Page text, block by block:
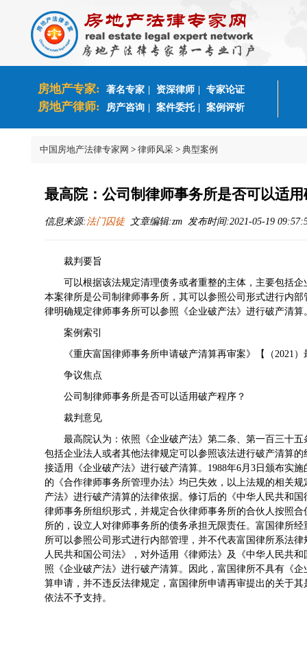
房地产专家: 著名专家 资深律师 专家论证
房地产律师: 房产咨询 案件委托 案例评析
中国房地产法律专家网 > 律师风采 > 典型案例
最高院：公司制律师事务所是否可以适
信息来源:法门囚徒文章编辑:zm 发布时间:2021-05-19
裁判要旨
可以根据该法规定清理债务或者重整的主体，主要包括
本案律所是公司制律师事务所，其可以参照公司形式进行内
律明确规定律师事务所可以参照《企业破产法》进行破产清
案例索引
《重庆富国律师事务所申请破产清算再审案》【（2021
争议焦点
公司制律师事务所是否可以适用破产程序？
裁判意见
最高院认为：依照《企业破产法》第二条、第一百三十
包括企业法人或者其他法律规定可以参照该法进行破产清算
接适用《企业破产法》进行破产清算。1988年6月3日颁布实
的《合作律师事务所管理办法》均已失效，以上法规的相关
产法》进行破产清算的法律依据。修订后的《中华人民共和
律师事务所组织形式，并规定合伙律师事务所的合伙人按照
所的，设立人对律师事务所的债务承担无限责任。富国律所
所可以参照公司形式进行内部管理，并不代表富国律所系法
人民共和国公司法》，对外适用《律师法》及《中华人民共
照《企业破产法》进行破产清算。因此，富国律所不具有《
算申请，并不违反法律规定，富国律所申请再审提出的关于
依法不予支持。